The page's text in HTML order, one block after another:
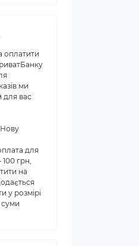
оплатити
ми
для вас
для
грн,
на
у розмірі
суми